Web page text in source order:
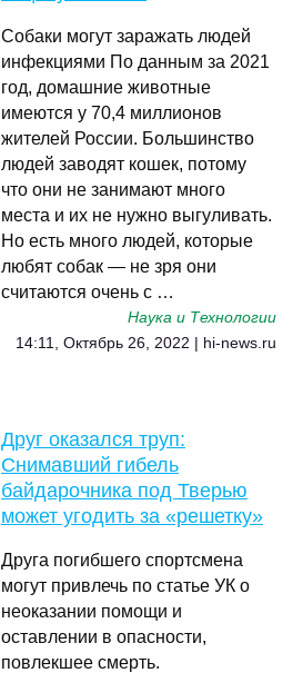
Собаки могут заражать людей
инфекциями По данным за 2021
год, домашние животные
имеются у 70,4 миллионов
жителей России. Большинство
людей заводят кошек, потому
что они не занимают много
места и их не нужно выгуливать.
Но есть много людей, которые
любят собак — не зря они
считаются очень с …
Наука и Технологии
14:11, Октябрь 26, 2022 | hi-news.ru
Друг оказался труп:
Снимавший гибель
байдарочника под Тверью
может угодить за «решетку»
Друга погибшего спортсмена
могут привлечь по статье УК о
неоказании помощи и
оставлении в опасности,
повлекшее смерть.